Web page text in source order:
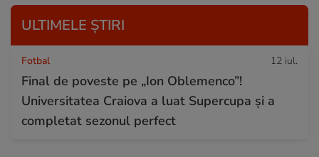
ULTIMELE ȘTIRI
Fotbal 12 iul.
Final de poveste pe „Ion Oblemenco”!
Universitatea Craiova a luat Supercupa și a
completat sezonul perfect